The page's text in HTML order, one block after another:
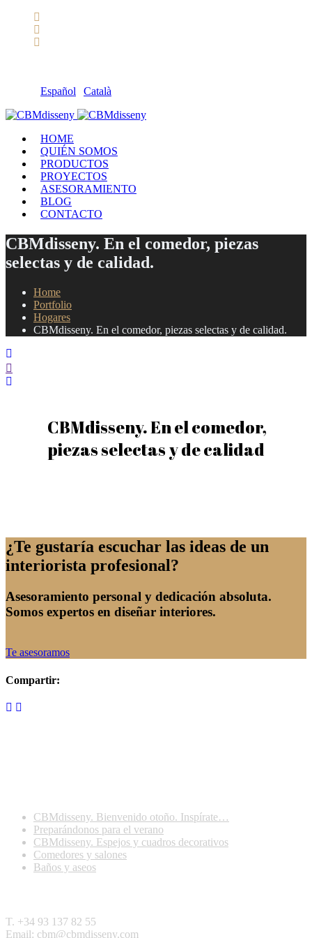
Español Català
HOME
QUIÉN SOMOS
PRODUCTOS
PROYECTOS
ASESORAMIENTO
BLOG
CONTACTO
CBMdisseny. En el comedor, piezas
selectas y de calidad.
Home
Portfolio
Hogares
CBMdisseny. En el comedor, piezas selectas y de calidad.
CBMdisseny. En el comedor,
piezas selectas y de calidad
¿Te gustaría escuchar las ideas de un
interiorista profesional?
Asesoramiento personal y dedicación absoluta.
Somos expertos en diseñar interiores.
Te asesoramos
Compartir:
CBMdisseny. Bienvenido otoño. Inspírate…
Preparándonos para el verano
CBMdisseny. Espejos y cuadros decorativos
Comedores y salones
Baños y aseos
T. +34 93 137 82 55
Email: cbm@cbmdisseny.com